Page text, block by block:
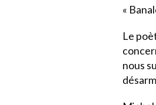
«
Le
nous